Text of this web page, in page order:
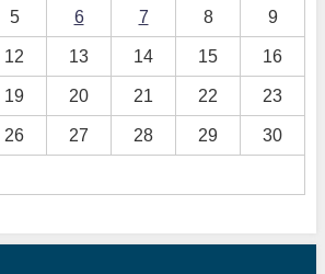
5 6 7 8 9
12 13 14 15 16
19 20 21 22 23
26 27 28 29 30